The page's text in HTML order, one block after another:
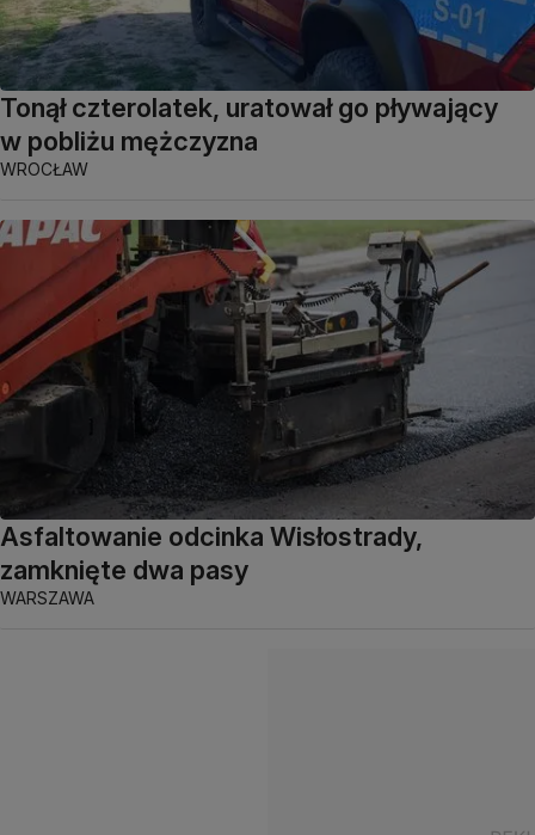
Tonął czterolatek, uratował go pływający
w pobliżu mężczyzna
WROCŁAW
Asfaltowanie odcinka Wisłostrady,
zamknięte dwa pasy
WARSZAWA